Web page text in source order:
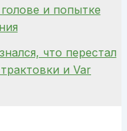
и попытке
что перестал
и Var